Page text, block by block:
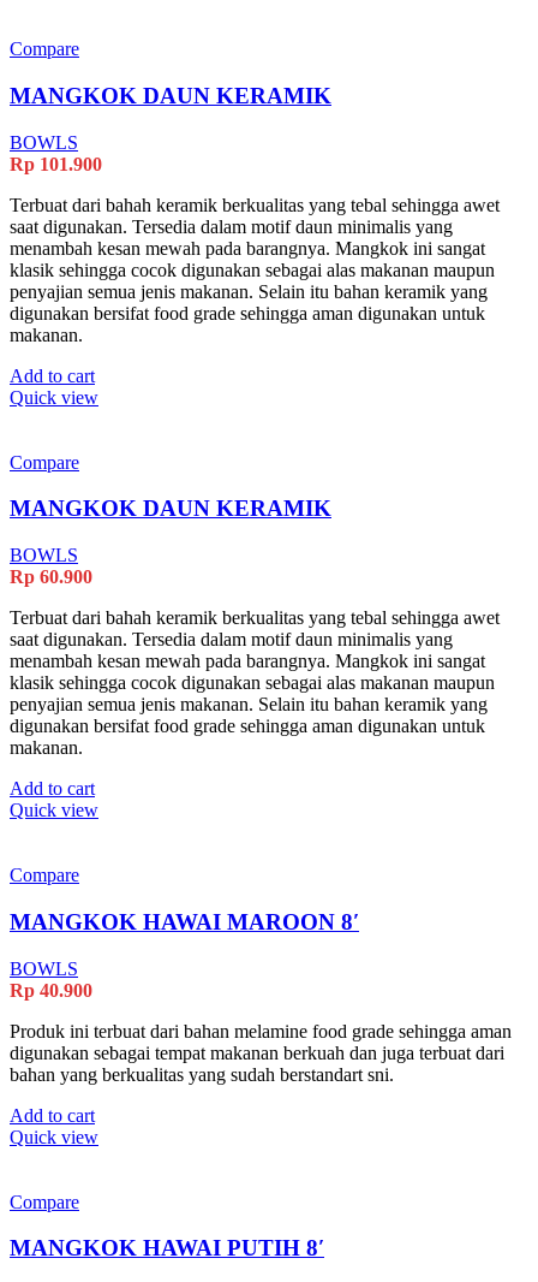
Compare
MANGKOK DAUN KERAMIK
BOWLS
Rp 101.900
Terbuat dari bahah keramik berkualitas yang tebal sehingga awet
saat digunakan. Tersedia dalam motif daun minimalis yang
menambah kesan mewah pada barangnya. Mangkok ini sangat
klasik sehingga cocok digunakan sebagai alas makanan maupun
penyajian semua jenis makanan. Selain itu bahan keramik yang
digunakan bersifat food grade sehingga aman digunakan untuk
makanan.
Add to cart
Quick view
Compare
MANGKOK DAUN KERAMIK
BOWLS
Rp 60.900
Terbuat dari bahah keramik berkualitas yang tebal sehingga awet
saat digunakan. Tersedia dalam motif daun minimalis yang
menambah kesan mewah pada barangnya. Mangkok ini sangat
klasik sehingga cocok digunakan sebagai alas makanan maupun
penyajian semua jenis makanan. Selain itu bahan keramik yang
digunakan bersifat food grade sehingga aman digunakan untuk
makanan.
Add to cart
Quick view
Compare
MANGKOK HAWAI MAROON 8′
BOWLS
Rp 40.900
Produk ini terbuat dari bahan melamine food grade sehingga aman
digunakan sebagai tempat makanan berkuah dan juga terbuat dari
bahan yang berkualitas yang sudah berstandart sni.
Add to cart
Quick view
Compare
MANGKOK HAWAI PUTIH 8′